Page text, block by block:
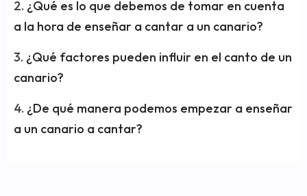
¿Qué es lo que debemos de tomar en cuenta
a la hora de enseñar a cantar a un canario?
¿Qué factores pueden influir en el canto de un
canario?
¿De qué manera podemos empezar a enseñar
a un canario a cantar?